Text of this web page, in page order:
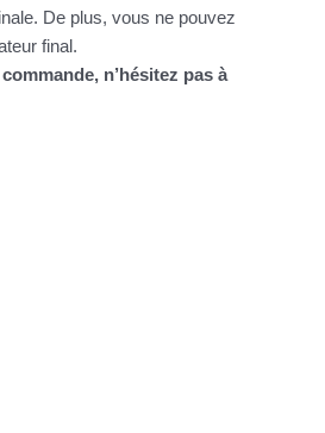
De plus, vous ne pouvez
final.
n’hésitez pas à